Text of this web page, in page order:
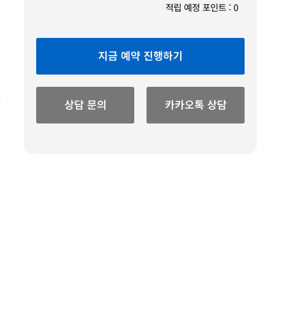
적립 예정 포인트 : 0
지금 예약 진행하기
상담 문의 카카오톡 상담